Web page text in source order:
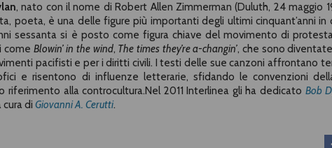
, nato con il nome di Robert Allen Zimmerman (Duluth, 24 maggio
poeta, è una delle figure più importanti degli ultimi cinquant’anni in
sessanta si è posto come figura chiave del movimento di
come Blowin’ in the wind, The times they’re a-changin’, che sono
pacifisti e per i diritti civili. I testi delle sue canzoni affrontano
e risentono di influenze letterarie, sfidando le convenzioni
riferimento alla controcultura.Nel 2011 Interlinea gli ha dedicato Bob
cura diGiovanni A. Cerutti.